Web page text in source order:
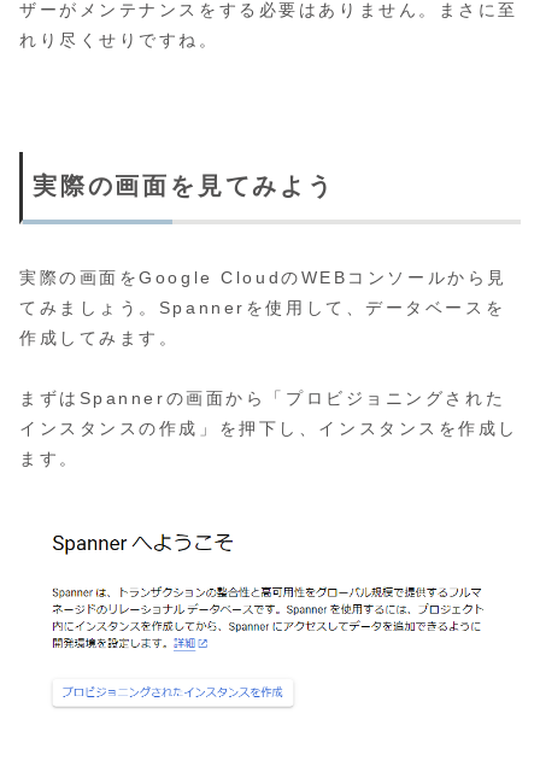
ザーがメンテナンスをする必要はありません。まさに至
れり尽くせりですね。
実際の画面を見てみよう
実際の画面をGoogle CloudのWEBコンソールから見
てみましょう。Spannerを使用して、データベースを
作成してみます。
まずはSpannerの画面から「プロビジョニングされた
インスタンスの作成」を押下し、インスタンスを作成し
ます。